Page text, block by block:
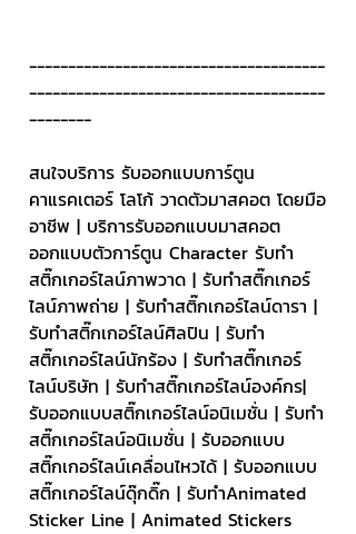
--------------------------------------
--------------------------------------
--------
สนใจบริการ รับออกแบบการ์ตูน
คาแรคเตอร์ โลโก้ วาดตัวมาสคอต โดยมือ
อาชีพ | บริการรับออกแบบมาสคอต
ออกแบบตัวการ์ตูน Character รับทำ
สติ๊กเกอร์ไลน์ภาพวาด | รับทำสติ๊กเกอร์
ไลน์ภาพถ่าย | รับทำสติ๊กเกอร์ไลน์ดารา |
รับทำสติ๊กเกอร์ไลน์ศิลปิน | รับทำ
สติ๊กเกอร์ไลน์นักร้อง | รับทำสติ๊กเกอร์
ไลน์บริษัท | รับทำสติ๊กเกอร์ไลน์องค์กร|
รับออกแบบสติ๊กเกอร์ไลน์อนิเมชั่น | รับทำ
สติ๊กเกอร์ไลน์อนิเมชั่น | รับออกแบบ
สติ๊กเกอร์ไลน์เคลื่อนไหวได้ | รับออกแบบ
สติ๊กเกอร์ไลน์ดุ๊กดิ๊ก | รับทำAnimated
Sticker Line | Animated Stickers